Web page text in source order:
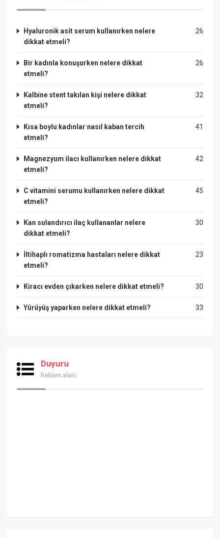
26
Hyaluronik asit serum kullanırken nelere
dikkat etmeli?
26
Bir kadınla konuşurken nelere dikkat
etmeli?
32
Kalbine stent takılan kişi nelere dikkat
etmeli?
41
Kısa boylu kadınlar nasıl kaban tercih
etmeli?
42
Magnezyum ilacı kullanırken nelere dikkat
etmeli?
45
C vitamini serumu kullanırken nelere dikkat
etmeli?
30
Kan sulandırıcı ilaç kullananlar nelere
dikkat etmeli?
23
İltihaplı romatizma hastaları nelere dikkat
etmeli?
30
Kiracı evden çıkarken nelere dikkat etmeli?
33
Yürüyüş yaparken nelere dikkat etmeli?
Duyuru
Reklam alanı